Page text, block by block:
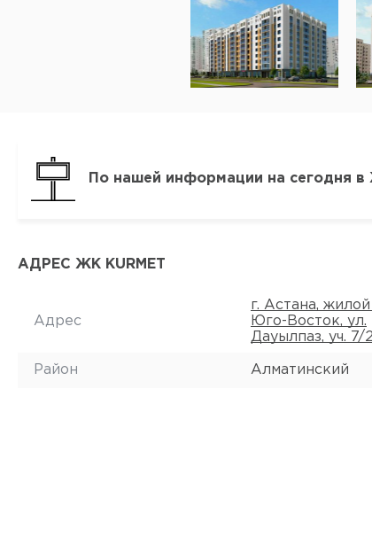
По нашей информации на сегодня
АДРЕС ЖК KURMET
Адрес
г. Астана,
Юго-Восток, ул.
Дауылпаз, уч. 7/2
Район Алматинский